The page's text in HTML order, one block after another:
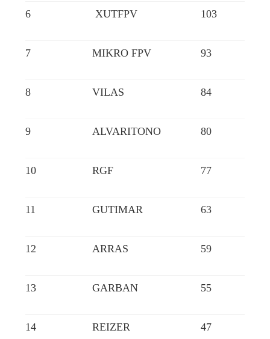
6 XUTFPV 103
7 MIKRO FPV 93
8 VILAS 84
9 ALVARITONO 80
10 RGF 77
11 GUTIMAR 63
12 ARRAS 59
13 GARBAN 55
14 REIZER 47